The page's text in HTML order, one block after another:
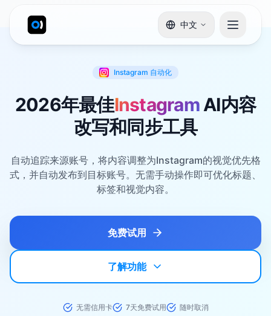
中文
Instagram 自动化
2026年最佳InstagramAI内容
改写和同步工具
自动追踪来源账号，将内容调整为Instagram的视觉优先格
式，并自动发布到目标账号。无需手动操作即可优化标题、
标签和视觉内容。
免费试用
了解功能
无需信用卡 7天免费试用 随时取消